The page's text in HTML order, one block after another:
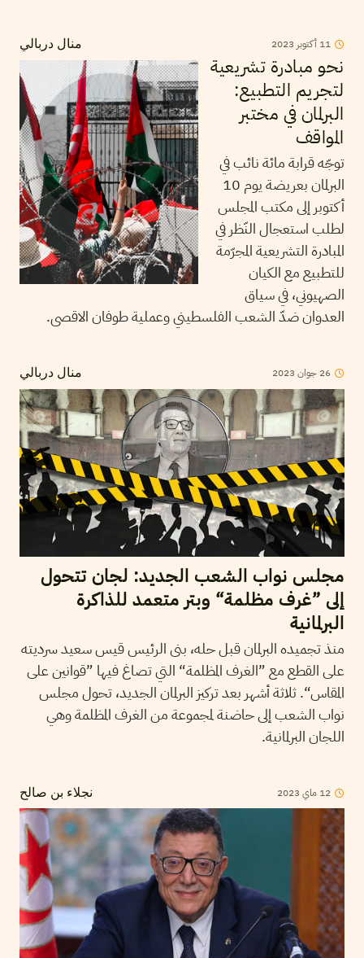
منال دربالي 11 أكتوبر 2023
نحو مبادرة تشريعية
لتجريم التطبيع:
البرلمان في مختبر
المواقف
توجّه قرابة مائة نائب في
البرلمان بعريضة يوم 10
أكتوبر إلى مكتب المجلس
لطلب استعجال النّظر في
المبادرة التشريعية المجرّمة
للتطبيع مع الكيان
الصهيوني، في سياق
العدوان ضدّ الشعب الفلسطيني وعملية طوفان الاقصى.
منال دربالي 26 جوان 2023
مجلس نواب الشعب الجديد: لجان تتحول
إلى ”غرف مظلمة“ وبتر متعمد للذاكرة
البرلمانية
منذ تجميده البرلمان قبل حله، بنى الرئيس قيس سعيد سرديته
على القطع مع ”الغرف المظلمة“ التي تصاغ فيها ”قوانين على
المقاس“. ثلاثة أشهر بعد تركيز البرلمان الجديد، تحول مجلس
نواب الشعب إلى حاضنة لمجموعة من الغرف المظلمة وهي
اللجان البرلمانية.
نجلاء بن صالح 12 ماي 2023